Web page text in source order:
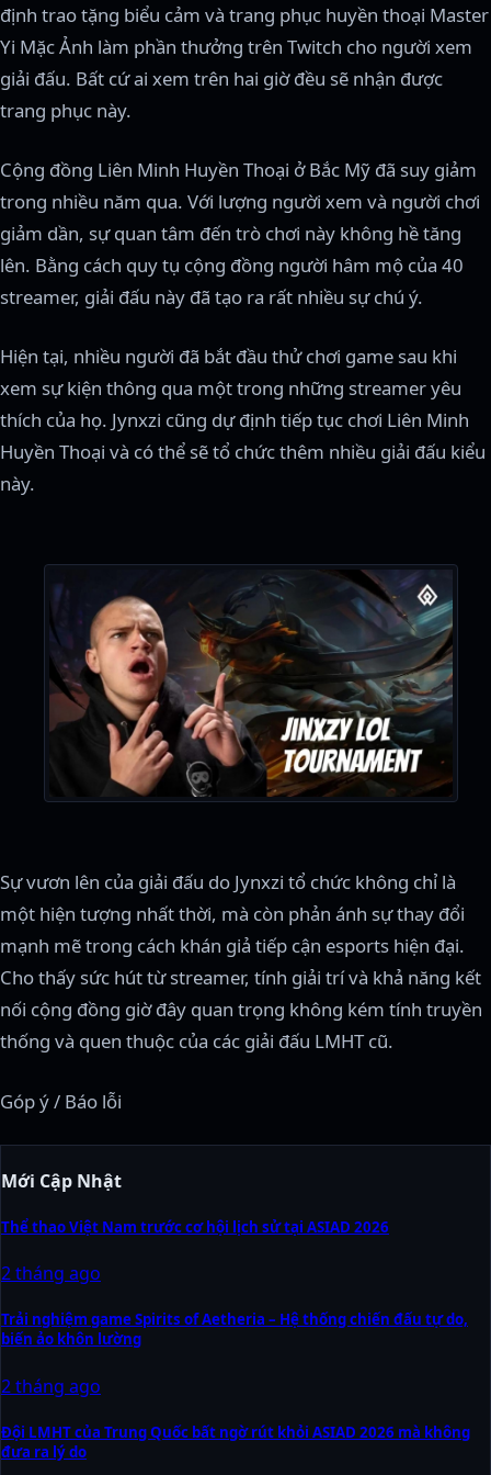
định trao tặng biểu cảm và trang phục huyền thoại Master
Yi Mặc Ảnh làm phần thưởng trên Twitch cho người xem
giải đấu. Bất cứ ai xem trên hai giờ đều sẽ nhận được
trang phục này.
Cộng đồng Liên Minh Huyền Thoại ở Bắc Mỹ đã suy giảm
trong nhiều năm qua. Với lượng người xem và người chơi
giảm dần, sự quan tâm đến trò chơi này không hề tăng
lên. Bằng cách quy tụ cộng đồng người hâm mộ của 40
streamer, giải đấu này đã tạo ra rất nhiều sự chú ý.
Hiện tại, nhiều người đã bắt đầu thử chơi game sau khi
xem sự kiện thông qua một trong những streamer yêu
thích của họ. Jynxzi cũng dự định tiếp tục chơi Liên Minh
Huyền Thoại và có thể sẽ tổ chức thêm nhiều giải đấu kiểu
này.
Sự vươn lên của giải đấu do Jynxzi tổ chức không chỉ là
một hiện tượng nhất thời, mà còn phản ánh sự thay đổi
mạnh mẽ trong cách khán giả tiếp cận esports hiện đại.
Cho thấy sức hút từ streamer, tính giải trí và khả năng kết
nối cộng đồng giờ đây quan trọng không kém tính truyền
thống và quen thuộc của các giải đấu LMHT cũ.
Góp ý / Báo lỗi
Mới Cập Nhật
Thể thao Việt Nam trước cơ hội lịch sử tại ASIAD 2026
2 tháng ago
Trải nghiệm game Spirits of Aetheria – Hệ thống chiến đấu tự do,
biến ảo khôn lường
2 tháng ago
Đội LMHT của Trung Quốc bất ngờ rút khỏi ASIAD 2026 mà không
đưa ra lý do